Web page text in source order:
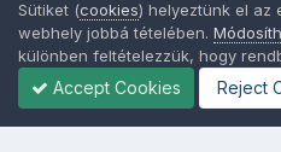
Nincsenek hozzászólások
Sütiket (cookies) helyeztünk el az
webhely jobbá tételében.
különben feltételezzük, hogy
Accept Cookies Reject